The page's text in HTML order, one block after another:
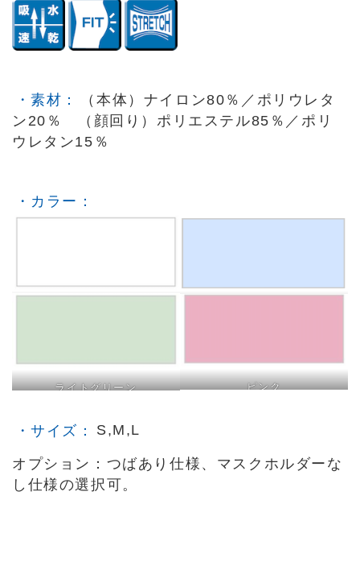
・素材：
（本体）ナイロン80％／ポリウレタ
ン20％ （顔回り）ポリエステル85％／ポリ
ウレタン15％
・カラー：
ライトグリーン ピンク
・サイズ： S,M,L
オプション：つばあり仕様、マスクホルダーな
し仕様の選択可。